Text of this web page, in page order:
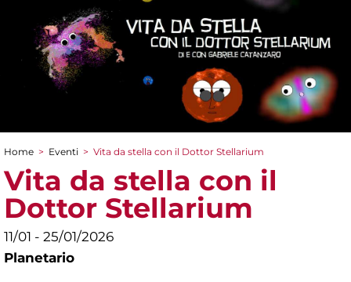
Tu sei qui
Home > Eventi > Vita da stella con il Dottor Stellarium
Vita da stella con il
Dottor Stellarium
11/01 - 25/01/2026
Planetario